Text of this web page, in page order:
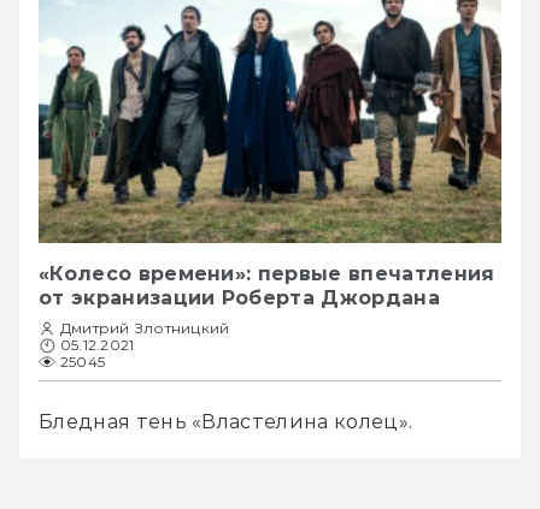
«Колесо времени»: первые впечатления
от экранизации Роберта Джордана
Дмитрий Злотницкий
05.12.2021
25045
Бледная тень «Властелина колец».